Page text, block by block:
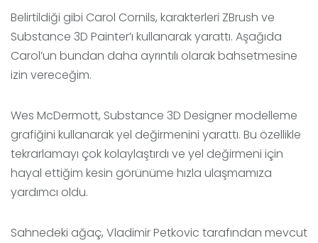
Belirtildiği gibi Carol Cornils, karakterleri ZBrush ve
Substance 3D Painter’ı kullanarak yarattı. Aşağıda
Carol’un bundan daha ayrıntılı olarak bahsetmesine
izin vereceğim.
Wes McDermott, Substance 3D Designer modelleme
grafiğini kullanarak yel değirmenini yarattı. Bu özellikle
tekrarlamayı çok kolaylaştırdı ve yel değirmeni için
hayal ettiğim kesin görünüme hızla ulaşmamıza
yardımcı oldu.
Sahnedeki ağaç, Vladimir Petkovic tarafından mevcut